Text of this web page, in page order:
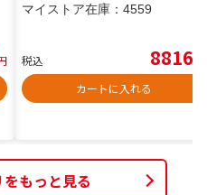
マイストア在庫： 4559
税込 8816
カートに入れる
もっと見る